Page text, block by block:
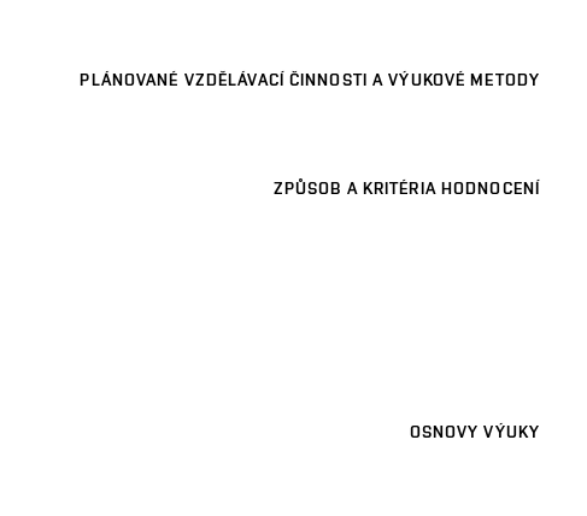
PLÁNOVANÉ VZDĚLÁVACÍ ČINNOSTI A VÝUKOVÉ METODY
ZPŮSOB A KRITÉRIA HODNOCENÍ
OSNOVY VÝUKY